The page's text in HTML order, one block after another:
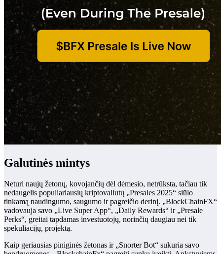
Galutinės mintys
Neturi naujų žetonų, kovojančių dėl dėmesio, netrūksta, tačiau tik
nedaugelis populiariausių kriptovaliutų „Presales 2025“ siūlo
tinkamą naudingumo, saugumo ir pagreičio derinį. „BlockChainFX“
vadovauja savo „Live Super App“, „Daily Rewards“ ir „Presale
Perks“, greitai tapdamas investuotojų, norinčių daugiau nei tik
spekuliacijų, projektą.
Kaip geriausias piniginės žetonas ir „Snorter Bot“ sukuria savo